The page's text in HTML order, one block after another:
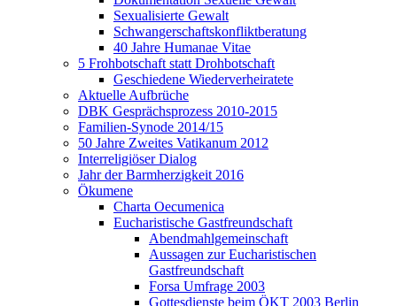
Sexualisierte Gewalt
Schwangerschaftskonfliktberatung
40 Jahre Humanae Vitae
5 Frohbotschaft statt Drohbotschaft
Geschiedene Wiederverheiratete
Aktuelle Aufbrüche
DBK Gesprächsprozess 2010-2015
Familien-Synode 2014/15
50 Jahre Zweites Vatikanum 2012
Interreligiöser Dialog
Jahr der Barmherzigkeit 2016
Ökumene
Charta Oecumenica
Eucharistische Gastfreundschaft
Abendmahlgemeinschaft
Aussagen zur Eucharistischen
Gastfreundschaft
Forsa Umfrage 2003
Gottesdienste beim ÖKT 2003 Berlin